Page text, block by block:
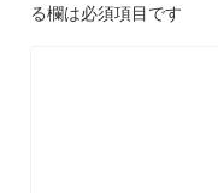
る欄は必須項目です